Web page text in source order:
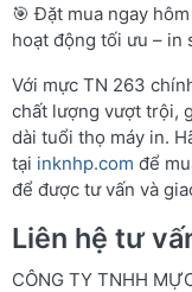
🎯 Đặt mua ngay
hoạt động tối ưu – in
Với mực TN 263
chất lượng vượt trội,
dài tuổi thọ máy in.
tại inknhp.com để
để được tư vấn và
Liên hệ tư
CÔNG TY TNHH